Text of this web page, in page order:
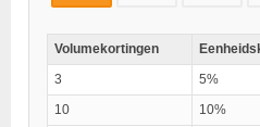
Volumekortingen
3
5%
10
10%